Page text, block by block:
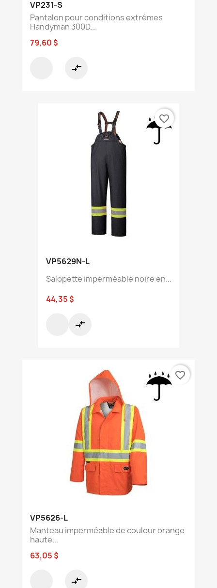
VP231-S
Pantalon pour conditions extrêmes
Handyman 300D...
79,60 $
compare_arrows
VP5629N-L
Salopette imperméable noire en...
44,35 $
compare_arrows
favorite_border
VP5626-L
Manteau imperméable de couleur orange
haute...
63,05 $
compare_arrows
favorite_border